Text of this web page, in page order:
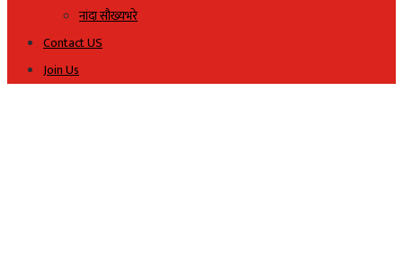
नांदा सौख्यभरे
Contact US
Join Us